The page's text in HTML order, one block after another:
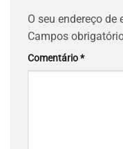
O seu endereço
Campos
Comentário*